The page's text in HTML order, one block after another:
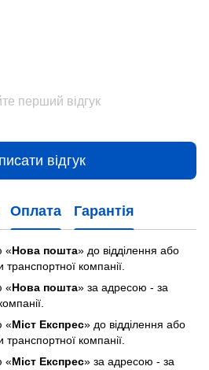
перший відгук
відгук
Оплата Гарантія
«Нова пошта» до відділення або
компанії.
«Нова пошта» за адресою - за
«Міст Експрес» до відділення або
компанії.
«Міст Експрес» за адресою - за